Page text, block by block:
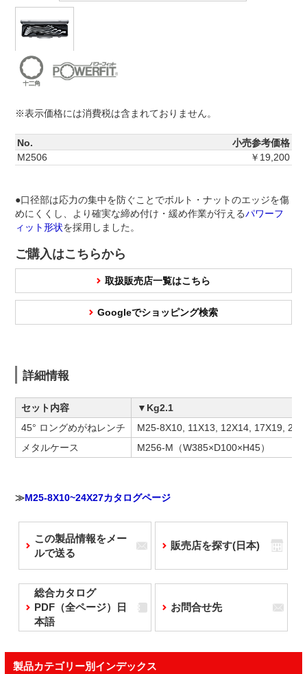
※表示価格には消費税は含まれておりません。
No.
小売参考価格
M2506
￥19,200
●口径部は応力の集中を防ぐことでボルト・ナットのエッジを傷
めにくくし、より確実な締め付け・緩め作業が行えるパワーフ
ィット形状を採用しました。
ご購入はこちらから
取扱販売店一覧はこちら
Googleでショッピング検索
詳細情報
セット内容
▼Kg2.1
45° ロングめがねレンチ
M25-8X10, 11X13, 12X14, 17X19,
メタルケース
M256-M（W385×D100×H45）
≫M25-8X10~24X27カタログページ
この製品情報をメー
ルで送る
販売店を探す(日本)
総合カタログ
PDF（全ページ）日
本語
お問合せ先
製品カテゴリー別インデックス